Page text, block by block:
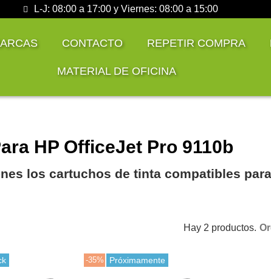
L-J: 08:00 a 17:00 y Viernes: 08:00 a 15:00
CONTACTO REPETIR COMPRA
MATERIAL DE OFICINA
HP OfficeJet Pro 9110b
los cartuchos de tinta compatibles
Hay 2 productos.
-35% Próximamente